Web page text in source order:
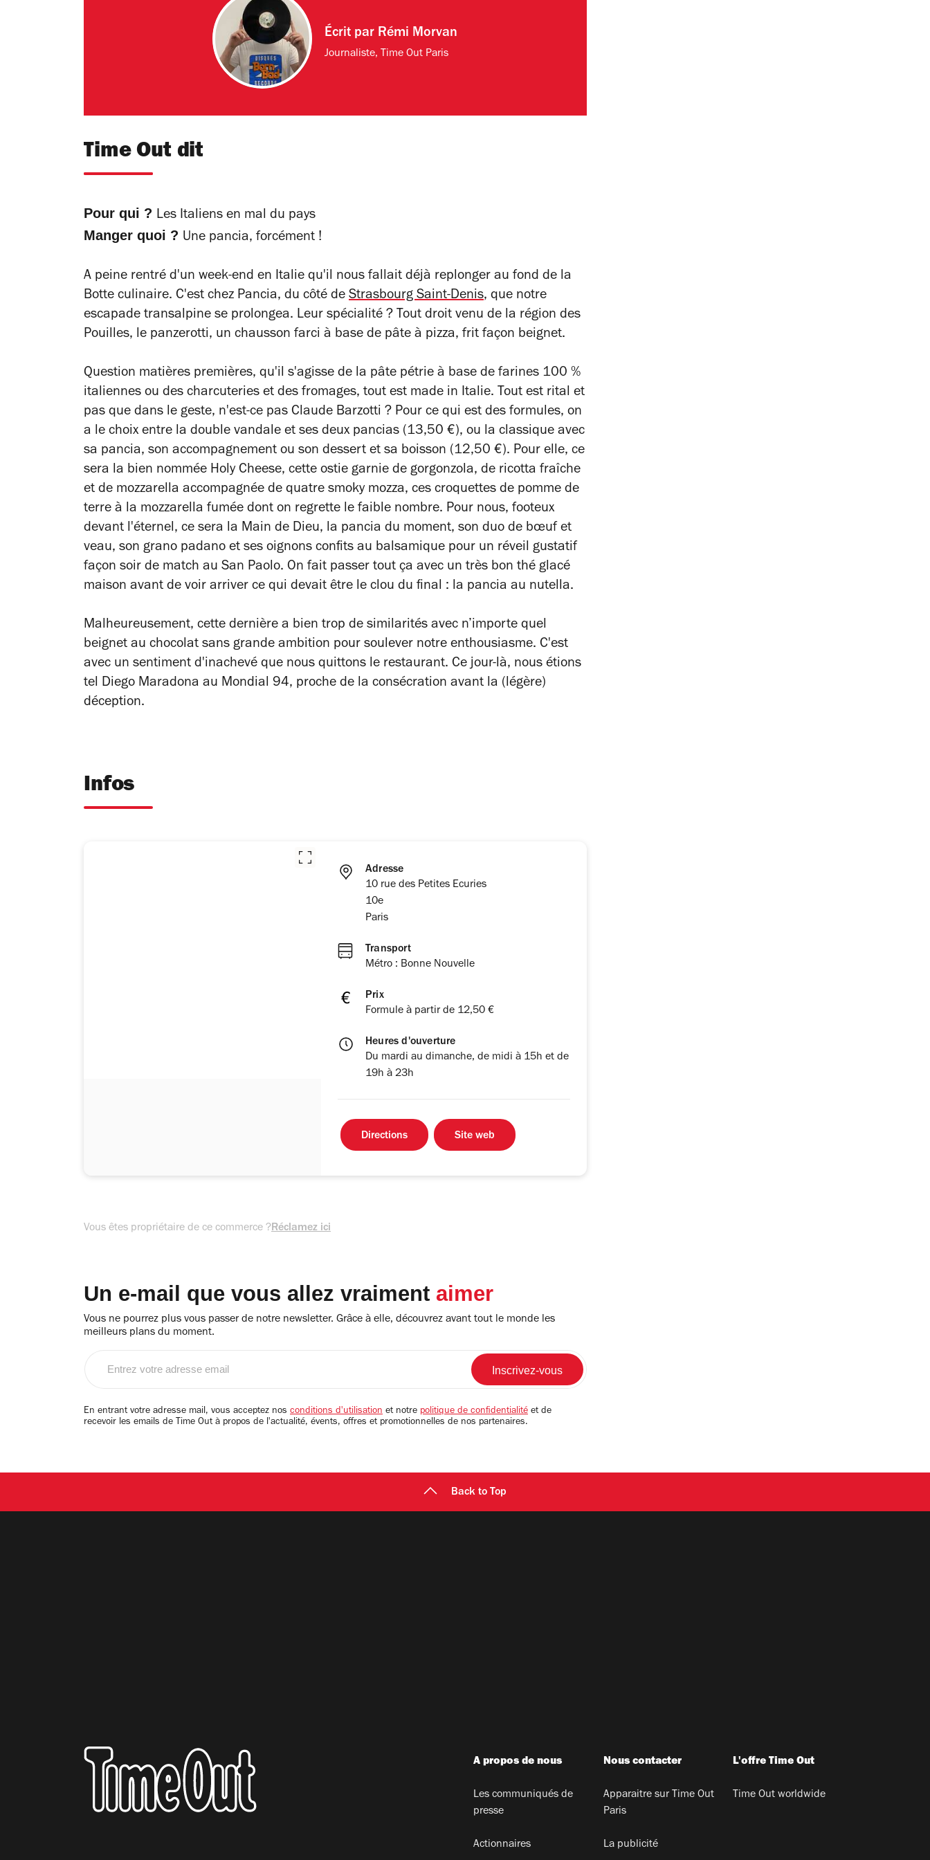
Écrit par Rémi Morvan
Journaliste, Time Out Paris
Time Out dit
Pour qui ? Les Italiens en mal du pays
Manger quoi ? Une pancia, forcément !
A peine rentré d'un week-end en Italie qu'il nous fallait déjà replonger au fond de la
Botte culinaire. C'est chez Pancia, du côté de Strasbourg Saint-Denis, que notre
escapade transalpine se prolongea. Leur spécialité ? Tout droit venu de la région des
Pouilles, le panzerotti, un chausson farci à base de pâte à pizza, frit façon beignet.
Question matières premières, qu'il s'agisse de la pâte pétrie à base de farines 100 %
italiennes ou des charcuteries et des fromages, tout est made in Italie. Tout est rital et
pas que dans le geste, n'est-ce pas Claude Barzotti ? Pour ce qui est des formules, on
a le choix entre la double vandale et ses deux pancias (13,50 €), ou la classique avec
sa pancia, son accompagnement ou son dessert et sa boisson (12,50 €). Pour elle, ce
sera la bien nommée Holy Cheese, cette ostie garnie de gorgonzola, de ricotta fraîche
et de mozzarella accompagnée de quatre smoky mozza, ces croquettes de pomme de
terre à la mozzarella fumée dont on regrette le faible nombre. Pour nous, footeux
devant l'éternel, ce sera la Main de Dieu, la pancia du moment, son duo de bœuf et
veau, son grano padano et ses oignons confits au balsamique pour un réveil gustatif
façon soir de match au San Paolo. On fait passer tout ça avec un très bon thé glacé
maison avant de voir arriver ce qui devait être le clou du final : la pancia au nutella.
Malheureusement, cette dernière a bien trop de similarités avec n’importe quel
beignet au chocolat sans grande ambition pour soulever notre enthousiasme. C'est
avec un sentiment d'inachevé que nous quittons le restaurant. Ce jour-là, nous étions
tel Diego Maradona au Mondial 94, proche de la consécration avant la (légère)
déception.
Infos
Adresse
10 rue des Petites Ecuries
10e
Paris
Transport
Métro : Bonne Nouvelle
Prix
Formule à partir de 12,50 €
Heures d'ouverture
Du mardi au dimanche, de midi à 15h et de
19h à 23h
Directions Site web
Vous êtes propriétaire de ce commerce ?Réclamez ici
Un e-mail que vous allez vraiment aimer
Vous ne pourrez plus vous passer de notre newsletter. Grâce à elle, découvrez avant tout le monde les
meilleurs plans du moment.
email
En entrant votre adresse mail, vous acceptez nos conditions d'utilisation et notre politique de confidentialité et de
recevoir les emails de Time Out à propos de l'actualité, évents, offres et promotionnelles de nos partenaires.
Back to Top
A propos de nous
Les communiqués de
presse
Actionnaires
Nous contacter
Apparaitre sur Time Out
Paris
La publicité
L'offre Time Out
Time Out worldwide